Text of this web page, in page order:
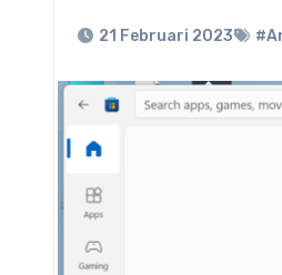
21 Februari 2023